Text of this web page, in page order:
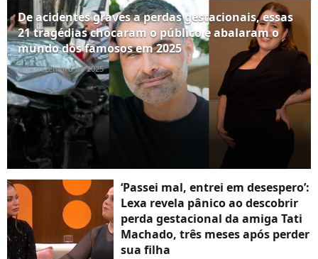
De acidentes graves a perdas gestacionais, essas
21 tragédias chocaram o público e abalaram o
mundo dos famosos em 2025
8 de dezembro de 2025
‘Passei mal, entrei em desespero’:
Lexa revela pânico ao descobrir
perda gestacional da amiga Tati
Machado, três meses após perder
sua filha